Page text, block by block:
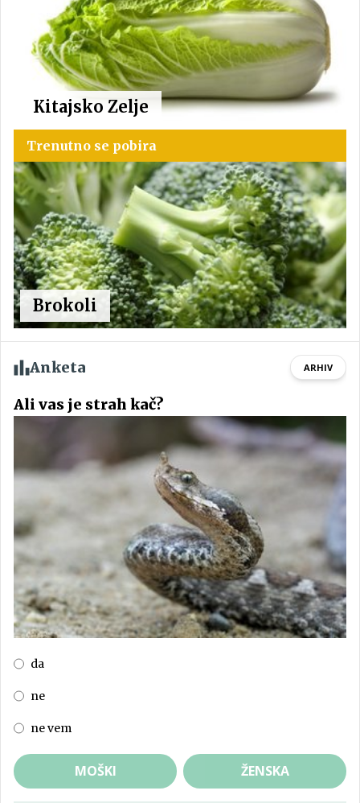
Kitajsko Zelje
Trenutno se pobira
Brokoli
Anketa ARHIV
Ali vas je strah kač?
da
ne
ne vem
MOŠKI ŽENSKA